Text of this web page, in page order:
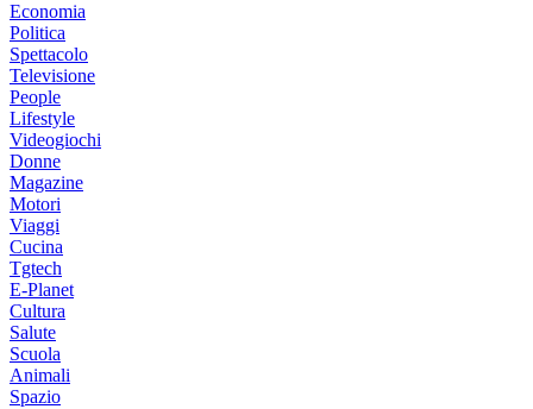
Economia
Politica
Spettacolo
Televisione
People
Lifestyle
Videogiochi
Donne
Magazine
Motori
Viaggi
Cucina
Tgtech
E-Planet
Cultura
Salute
Scuola
Animali
Spazio